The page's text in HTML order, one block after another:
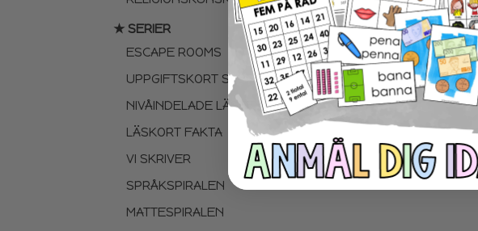
★ SERIER
ESCAPE ROOMS
UPPGIFTSKORT SVENSKA
NIVÅINDELADE LÄSTEXTER
LÄSKORT FAKTA
VI SKRIVER
SPRÅKSPIRALEN
MATTESPIRALEN